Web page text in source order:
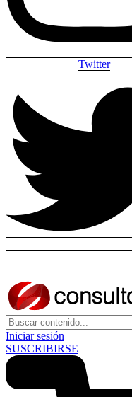
Twitter
Iniciar sesión
SUSCRIBIRSE